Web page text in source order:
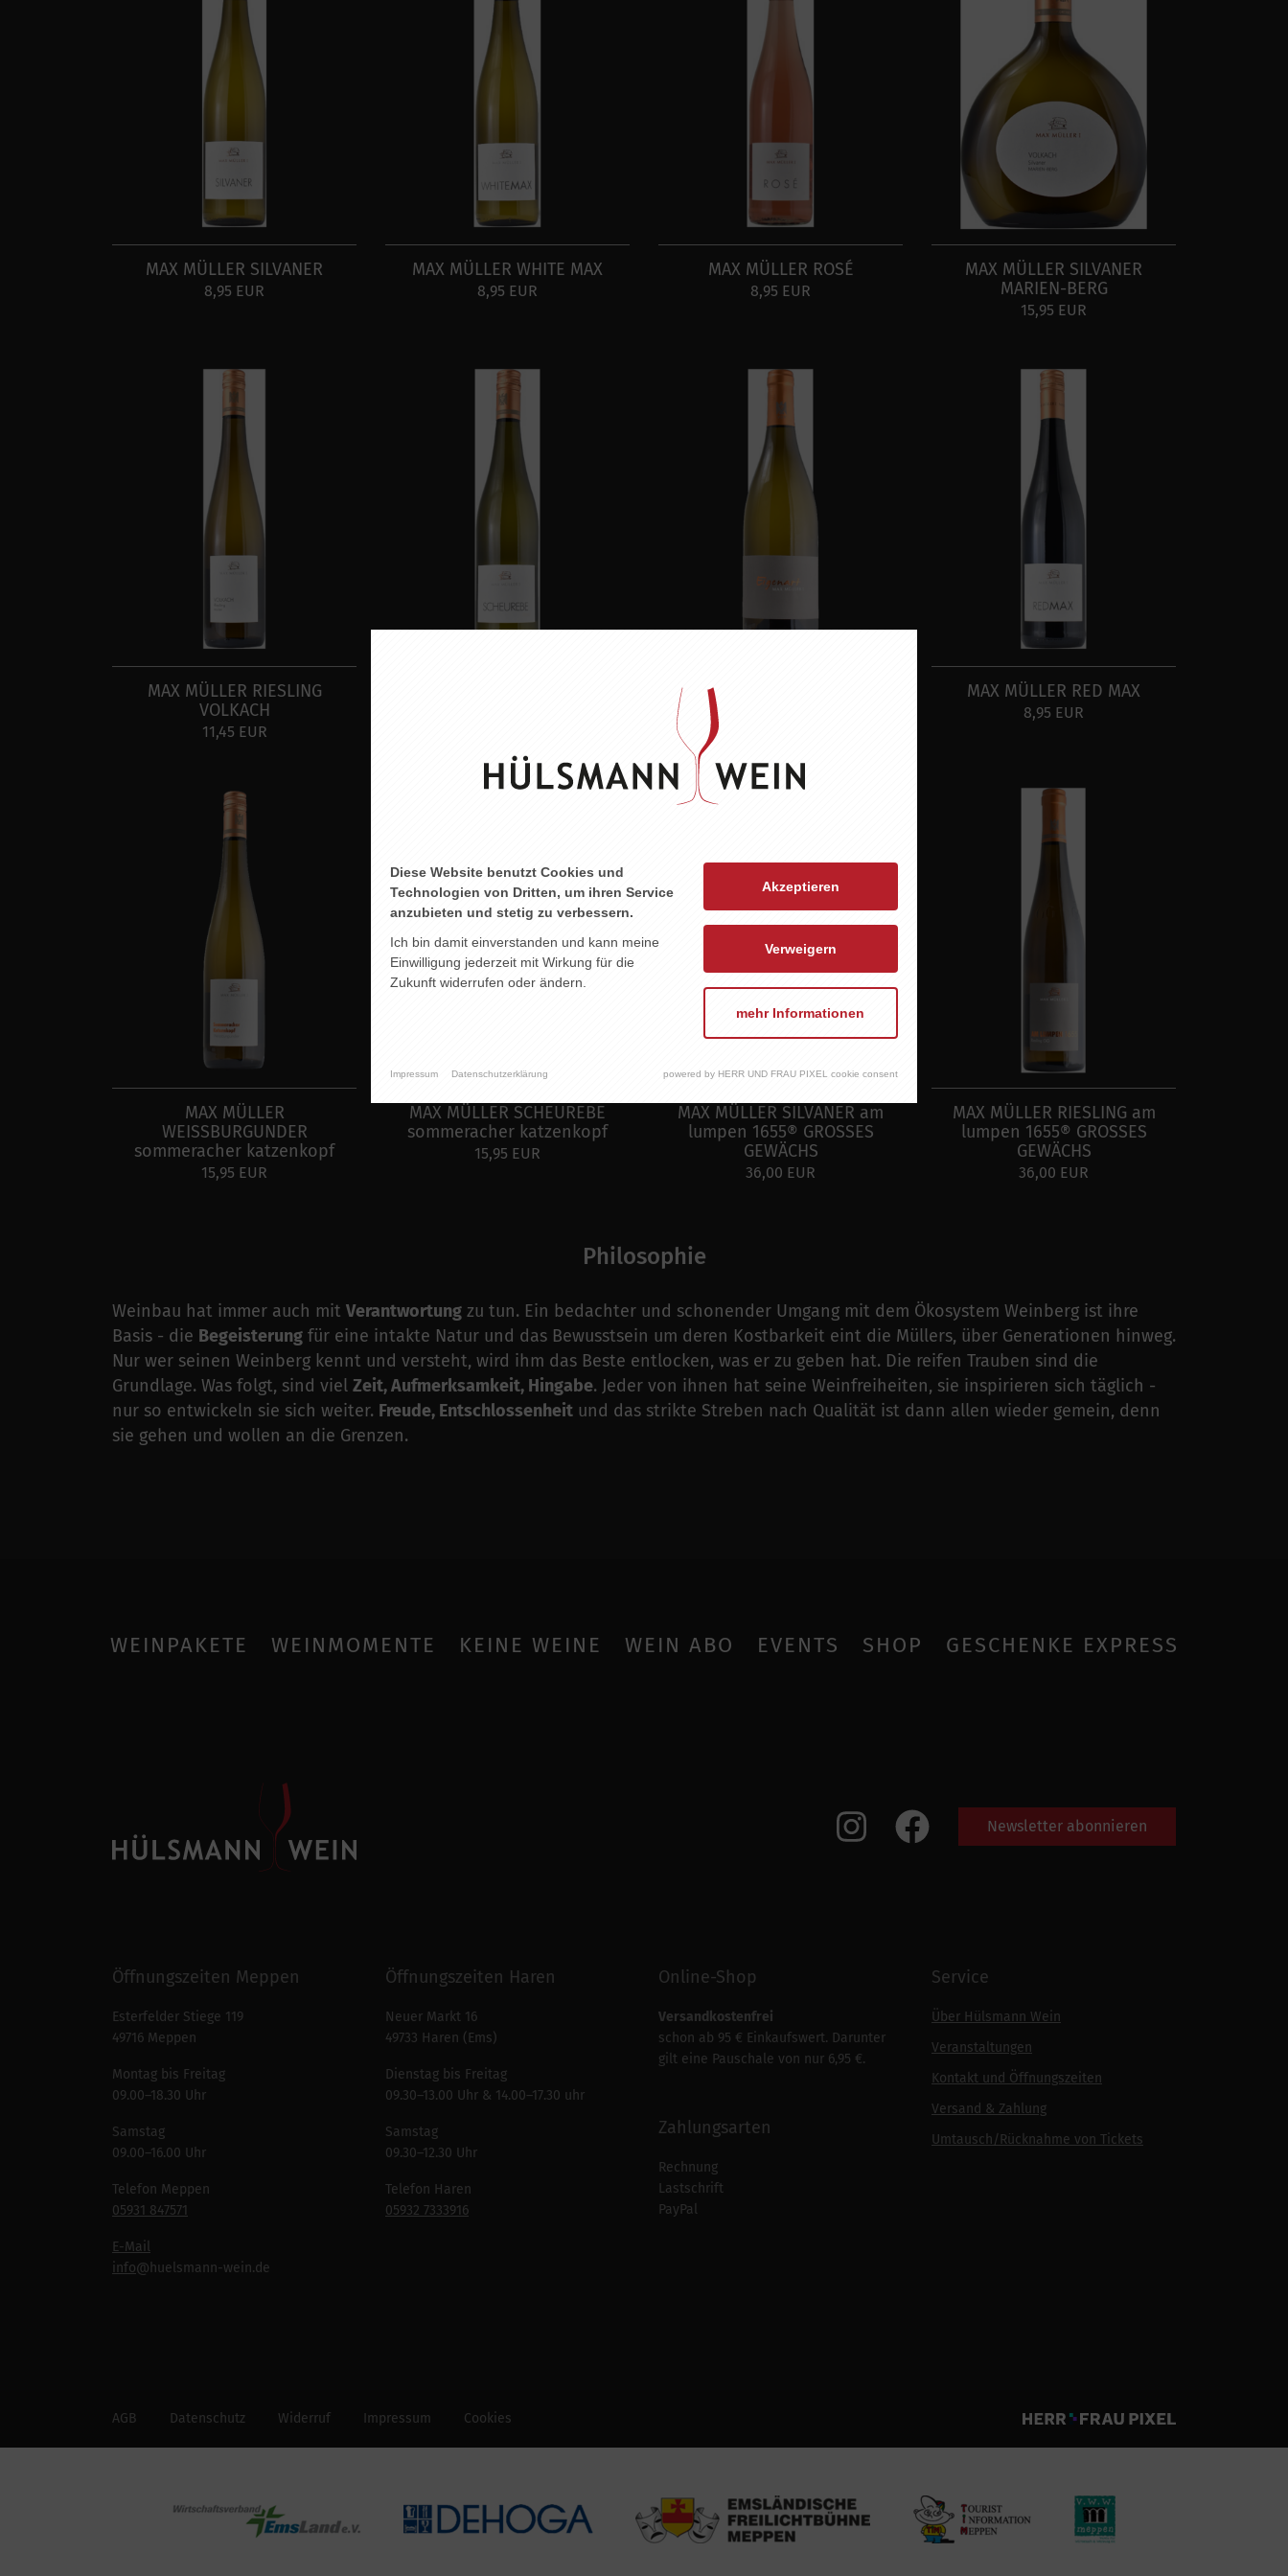
MAX MÜLLER SILVANER
8,95 EUR
MAX MÜLLER WHITE MAX
8,95 EUR
MAX MÜLLER ROSÉ
8,95 EUR
MAX MÜLLER SILVANER
MARIEN-BERG
15,95 EUR
MAX MÜLLER RIESLING
VOLKACH
11,45 EUR
MAX MÜLLER EIGENART MAX MÜLLER RED MAX
8,95 EUR
MAX MÜLLER
WEISSBURGUNDER
sommeracher katzenkopf
15,95 EUR
MAX MÜLLER SCHEUREBE
sommeracher katzenkopf
15,95 EUR
MAX MÜLLER SILVANER am
lumpen 1655® GROSSES
GEWÄCHS
36,00 EUR
MAX MÜLLER RIESLING am
lumpen 1655® GROSSES
GEWÄCHS
36,00 EUR
Philosophie
Weinbau hat immer auch mit Verantwortung zu tun. Ein bedachter und schonender Umgang mit dem Ökosystem Weinberg ist ihre
Basis - die Begeisterung für eine intakte Natur und das Bewusstsein um deren Kostbarkeit eint die Müllers, über Generationen hinweg.
Nur wer seinen Weinberg kennt und versteht, wird ihm das Beste entlocken, was er zu geben hat. Die reifen Trauben sind die
Grundlage. Was folgt, sind viel Zeit, Aufmerksamkeit, Hingabe. Jeder von ihnen hat seine Weinfreiheiten, sie inspirieren sich täglich -
nur so entwickeln sie sich weiter. Freude, Entschlossenheit und das strikte Streben nach Qualität ist dann allen wieder gemein, denn
sie gehen und wollen an die Grenzen.
WEINPAKETE WEINMOMENTE KEINE WEINE WEIN ABO EVENTS SHOP GESCHENKE EXPRESS
Newsletter abonnieren
Öffnungszeiten Meppen
Esterfelder Stiege 119
49716 Meppen
Montag bis Freitag
09.00–18.30 Uhr
Samstag
09.00–16.00 Uhr
Telefon Meppen
05931 847571
E-Mail
info@huelsmann-wein.de
Öffnungszeiten Haren
Neuer Markt 16
49733 Haren (Ems)
Dienstag bis Freitag
09.30–13.00 Uhr & 14.00–17.30 uhr
Samstag
09.30–12.30 Uhr
Telefon Haren
05932 7333916
Online-Shop
Versandkostenfrei
schon ab 95 € Einkaufswert. Darunter
gilt eine Pauschale von nur 6,95 €.
Zahlungsarten
Rechnung
Lastschrift
PayPal
Service
Über Hülsmann Wein
Veranstaltungen
Kontakt und Öffnungszeiten
Versand & Zahlung
Umtausch/Rücknahme von Tickets
AGB Datenschutz Widerruf Impressum Cookies
Diese Website benutzt Cookies und
Technologien von Dritten, um ihren Service
anzubieten und stetig zu verbessern.
Ich bin damit einverstanden und kann meine
Einwilligung jederzeit mit Wirkung für die
Zukunft widerrufen oder ändern.
Akzeptieren
Verweigern
mehr Informationen
Impressum Datenschutzerklärung powered by HERR UND FRAU PIXEL cookie consent